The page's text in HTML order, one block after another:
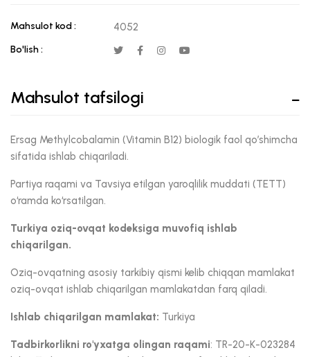
Mahsulot kod : 4052
Bo'lish :
Mahsulot tafsilogi
Ersag Methylcobalamin (Vitamin B12) biologik faol qo’shimcha
sifatida ishlab chiqariladi.
Partiya raqami va Tavsiya etilgan yaroqlilik muddati (TETT)
o‘ramda ko‘rsatilgan.
Turkiya oziq-ovqat kodeksiga muvofiq ishlab
chiqarilgan.
Oziq-ovqatning asosiy tarkibiy qismi kelib chiqqan mamlakat
oziq-ovqat ishlab chiqarilgan mamlakatdan farq qiladi.
Ishlab chiqarilgan mamlakat: Turkiya
Tadbirkorlikni ro'yxatga olingan raqami: TR-20-K-023284